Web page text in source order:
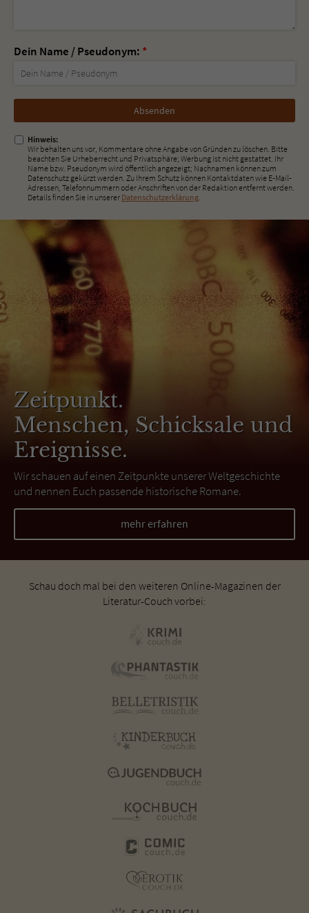
Dein Name / Pseudonym: *
Nicht
ausfüllen!
Hinweis:
Wir behalten uns vor, Kommentare ohne Angabe von Gründen zu löschen. Bitte
beachten Sie Urheberrecht und Privatsphäre; Werbung ist nicht gestattet. Ihr
Name bzw. Pseudonym wird öffentlich angezeigt; Nachnamen können zum
Datenschutz gekürzt werden. Zu Ihrem Schutz können Kontaktdaten wie E-Mail-
Adressen, Telefonnummern oder Anschriften von der Redaktion entfernt werden.
Details finden Sie in unserer Datenschutzerklärung
Zeitpunkt.
Menschen, Schicksale und
Ereignisse.
Wir schauen auf einen Zeitpunkte unserer Weltgeschichte
und nennen Euch passende historische Romane.
mehr erfahren
Schau doch mal bei den weiteren Online-Magazinen der
Literatur-Couch vorbei: